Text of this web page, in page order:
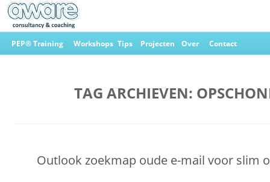
Ga
naar
PEP® Training Workshops Tips Projecten Over Contact
TAG ARCHIEVEN:
Outlook zoekmap oude e-mail voor slim